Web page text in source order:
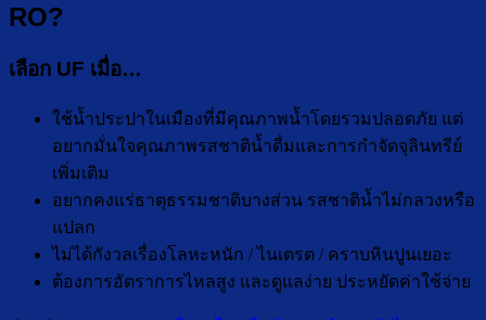
RO?
เลือก UF เมื่อ…
ใช้น้ำประปาในเมืองที่มีคุณภาพน้ำโดยรวมปลอดภัย แต่
อยากมั่นใจคุณภาพรสชาติน้ำดื่มและการกำจัดจุลินทรีย์
เพิ่มเติม
อยากคงแร่ธาตุธรรมชาติบางส่วน รสชาติน้ำไม่กลวงหรือ
แปลก
ไม่ได้กังวลเรื่องโลหะหนัก / ไนเตรต / คราบหินปูนเยอะ
ต้องการอัตราการไหลสูง และดูแลง่าย ประหยัดค่าใช้จ่าย